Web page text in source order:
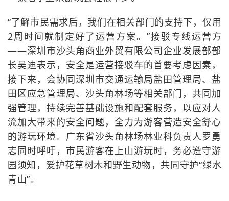
“了解市民需求后，我们在相关部门的支持下，仅用
2周时间就制定好了运营方案。”接驳专线运营方
——深圳市沙头角商业外贸有限公司企业发展部部
长吴迪表示，安全是运营接驳车的首要考虑因素，
接下来，会协同深圳市交通运输局盐田管理局、盐
田区应急管理局、沙头角林场等相关部门，共同加
强管理，持续完善基础设施和配套服务，以应对人
流加大带来的安全问题，全力为游客营造安全舒心
的游玩环境。广东省沙头角林场林业科负责人罗勇
志同时呼吁，市民游客在上山游玩时，务必遵守游
园须知，爱护花草树木和野生动物，共同守护“绿水
青山”。